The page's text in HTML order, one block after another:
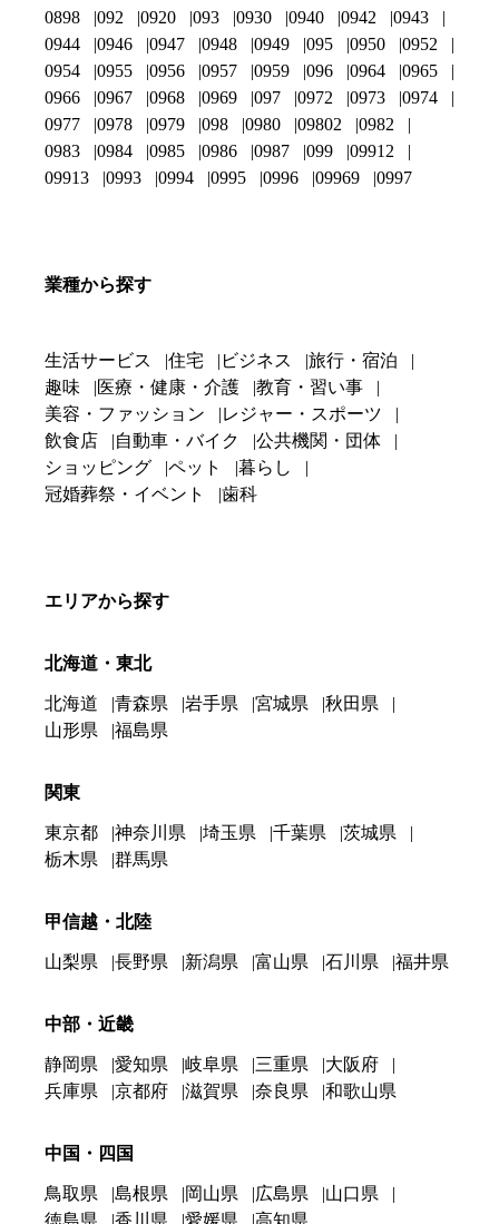
0898
092 0920 093 0930 0940 0942
0943
0944
0946 0947 0948 0949 095 0950
0952
0954
0955 0956 0957 0959 096 0964
0965
0966
0967 0968 0969 097 0972 0973
0974
0977
0978 0979 098 0980 09802
0982
0983
0984 0985 0986 0987 099
09912
09913
0993 0994 0995 0996 09969 0997
業種から探す
生活サービス 住宅 ビジネス
旅行・宿泊
趣味
医療・健康・介護
教育・習い事
美容・ファッション
レジャー・スポーツ
飲食店
自動車・バイク
公共機関・団体
ショッピング
ペット
暮らし
冠婚葬祭・イベント
歯科
エリアから探す
北海道・東北
北海道 青森県 岩手県 宮城県
秋田県
山形県
福島県
関東
東京都 神奈川県 埼玉県 千葉県
茨城県
栃木県
群馬県
甲信越・北陸
山梨県 長野県 新潟県 富山県 石川県 福井県
中部・近畿
静岡県 愛知県 岐阜県 三重県
大阪府
兵庫県
京都府 滋賀県 奈良県 和歌山県
中国・四国
鳥取県 島根県 岡山県 広島県
山口県